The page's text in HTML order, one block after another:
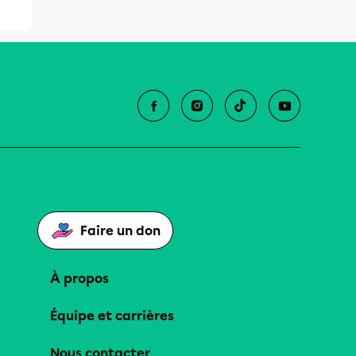
Faire un don
À propos
Équipe et carrières